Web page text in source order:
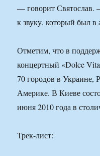
— говорит Святослав.
к звуку, который был в
Отметим, что в
концертный «Dolce
70 городов в Украине,
Америке. В Киеве
июня 2010 года в
Трек-лист: